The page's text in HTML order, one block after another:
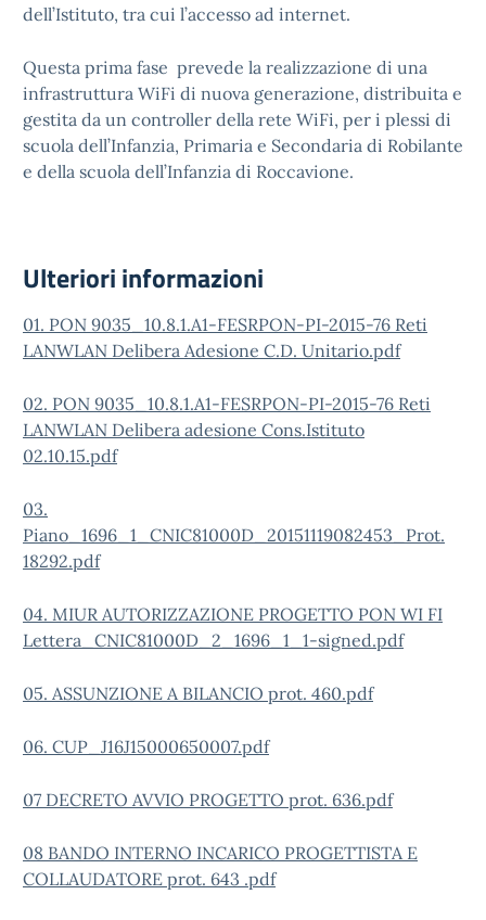
dell’Istituto, tra cui l’accesso ad internet.
Questa prima fase prevede la realizzazione di una
infrastruttura WiFi di nuova generazione, distribuita e
gestita da un controller della rete WiFi, per i plessi di
scuola dell’Infanzia, Primaria e Secondaria di Robilante
e della scuola dell’Infanzia di Roccavione.
Ulteriori informazioni
01. PON 9035_10.8.1.A1-FESRPON-PI-2015-76 Reti
LANWLAN Delibera Adesione C.D. Unitario.pdf
02. PON 9035_10.8.1.A1-FESRPON-PI-2015-76 Reti
LANWLAN Delibera adesione Cons.Istituto
02.10.15.pdf
03.
Piano_1696_1_CNIC81000D_20151119082453_Prot.
18292.pdf
04. MIUR AUTORIZZAZIONE PROGETTO PON WI FI
Lettera_CNIC81000D_2_1696_1_1-signed.pdf
05. ASSUNZIONE A BILANCIO prot. 460.pdf
06. CUP_J16J15000650007.pdf
07 DECRETO AVVIO PROGETTO prot. 636.pdf
08 BANDO INTERNO INCARICO PROGETTISTA E
COLLAUDATORE prot. 643 .pdf